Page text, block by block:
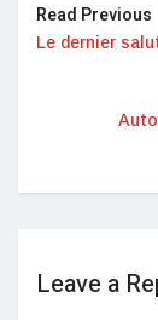
Read Previous
Le dernier
Leave a